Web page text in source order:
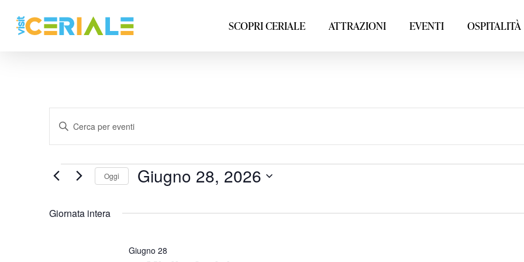
contenuto
SCOPRI CERIALE ATTRAZIONI EVENTI OSPITALITÀ
Inserisci
Cerca
Eventi
Chiave.
Eventi
Oggi Giugno 28, 2026
Giornata intera
Giugno 28